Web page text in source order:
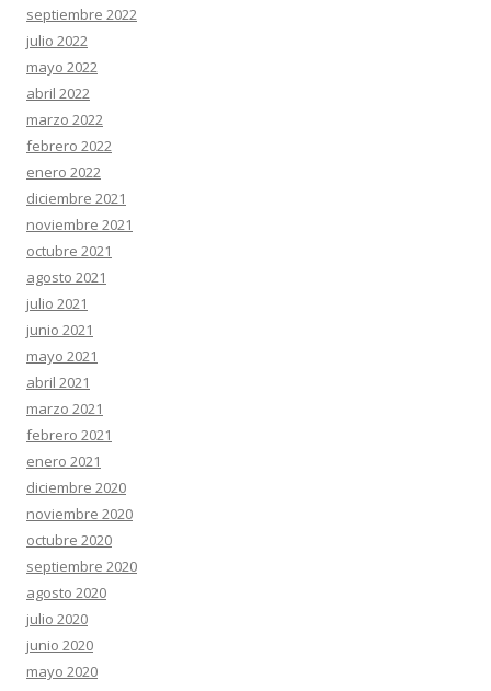
septiembre 2022
julio 2022
mayo 2022
abril 2022
marzo 2022
febrero 2022
enero 2022
diciembre 2021
noviembre 2021
octubre 2021
agosto 2021
julio 2021
junio 2021
mayo 2021
abril 2021
marzo 2021
febrero 2021
enero 2021
diciembre 2020
noviembre 2020
octubre 2020
septiembre 2020
agosto 2020
julio 2020
junio 2020
mayo 2020